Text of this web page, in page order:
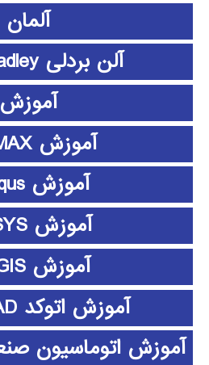
آلمان
آلن بردلی Allen bradley
آموزش
آموزش 3D MAX
آموزش abaqus
آموزش ANSYS
آموزش ArcGIS
آموزش اتوکد AUTOCAD